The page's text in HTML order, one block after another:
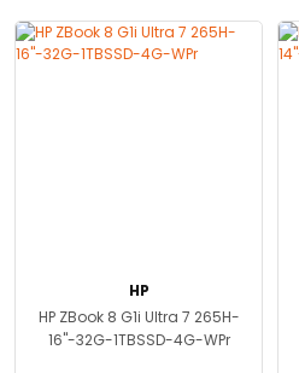
HP
HP ZBook 8 G1i Ultra 7 265H-
16''-32G-1TBSSD-4G-WPr